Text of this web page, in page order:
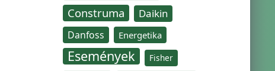
Construma Daikin
Danfoss Energetika
Események Fisher